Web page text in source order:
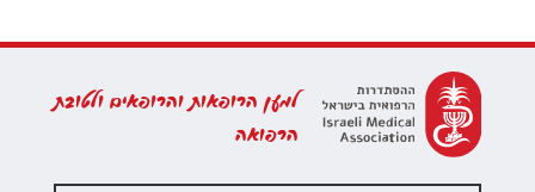
למען הרופאות והרופאים ולטובת
הרפואה